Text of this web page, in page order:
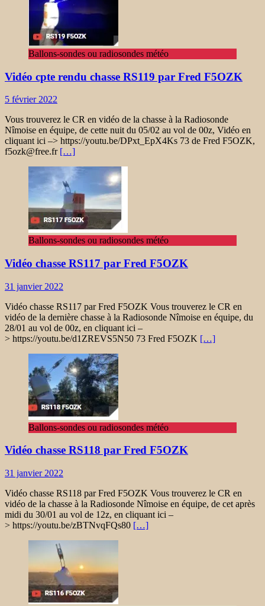
Ballons-sondes ou radiosondes météo
Vidéo cpte rendu chasse RS119 par Fred F5OZK
5 février 2022
Vous trouverez le CR en vidéo de la chasse à la Radiosonde
Nîmoise en équipe, de cette nuit du 05/02 au vol de 00z, Vidéo en
cliquant ici –> https://youtu.be/DPxt_EpX4Ks 73 de Fred F5OZK,
f5ozk@free.fr […]
Ballons-sondes ou radiosondes météo
Vidéo chasse RS117 par Fred F5OZK
31 janvier 2022
Vidéo chasse RS117 par Fred F5OZK Vous trouverez le CR en
vidéo de la dernière chasse à la Radiosonde Nîmoise en équipe, du
28/01 au vol de 00z, en cliquant ici –
> https://youtu.be/d1ZREVS5N50 73 Fred F5OZK […]
Ballons-sondes ou radiosondes météo
Vidéo chasse RS118 par Fred F5OZK
31 janvier 2022
Vidéo chasse RS118 par Fred F5OZK Vous trouverez le CR en
vidéo de la chasse à la Radiosonde Nîmoise en équipe, de cet après
midi du 30/01 au vol de 12z, en cliquant ici –
> https://youtu.be/zBTNvqFQs80 […]